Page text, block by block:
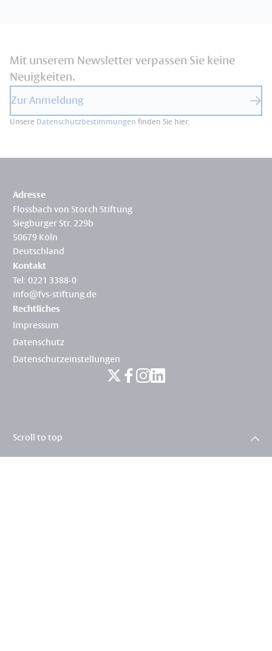
Mit unserem Newsletter verpassen Sie keine
Neuigkeiten.
Zur Anmeldung
Unsere Datenschutzbestimmungen finden Sie hier.
Adresse
Flossbach von Storch Stiftung
Siegburger Str. 229b
50679 Köln
Deutschland
Kontakt
Tel: 0221 3388-0
info@fvs-stiftung.de
Rechtliches
Impressum
Datenschutz
Datenschutzeinstellungen
Scroll to top